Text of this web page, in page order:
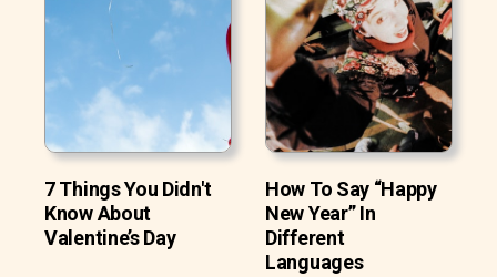
7 Things You Didn't
Know About
Valentine’s Day
How To Say “Happy
New Year” In
Different
Languages